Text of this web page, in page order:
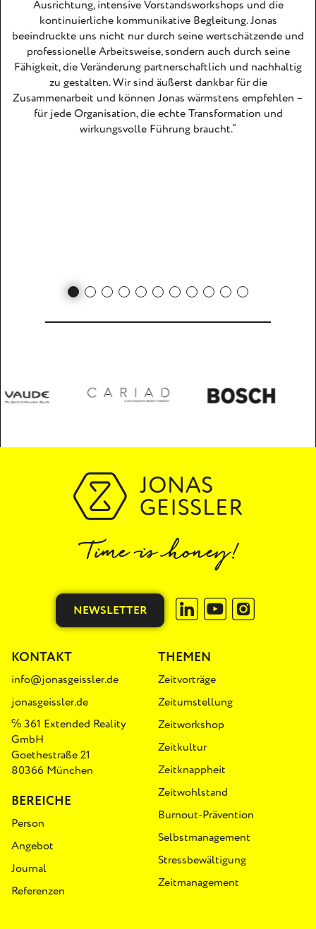
Ausrichtung, intensive Vorstandsworkshops und die
kontinuierliche kommunikative Begleitung. Jonas
beeindruckte uns nicht nur durch seine wertschätzende und
professionelle Arbeitsweise, sondern auch durch seine
Fähigkeit, die Veränderung partnerschaftlich und nachhaltig
zu gestalten. Wir sind äußerst dankbar für die
Zusammenarbeit und können Jonas wärmstens empfehlen –
für jede Organisation, die echte Transformation und
wirkungsvolle Führung braucht.“
NEWSLETTER
BEREICHE
Person
Angebot
Journal
Referenzen
KONTAKT
info@jonasgeissler.de
jonasgeissler.de
℅ 361 Extended Reality
GmbH
Goethestraße 21
80366 München
THEMEN
Zeitvorträge
Zeitumstellung
Zeitworkshop
Zeitkultur
Zeitknappheit
Zeitwohlstand
Burnout-Prävention
Selbstmanagement
Stressbewältigung
Zeitmanagement